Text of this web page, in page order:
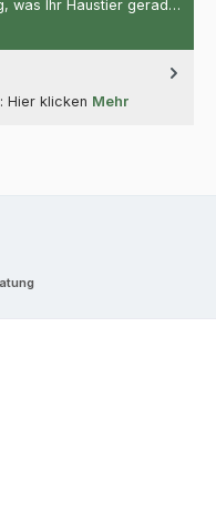
was Ihr Haustier gerad…
Hier klicken Mehr